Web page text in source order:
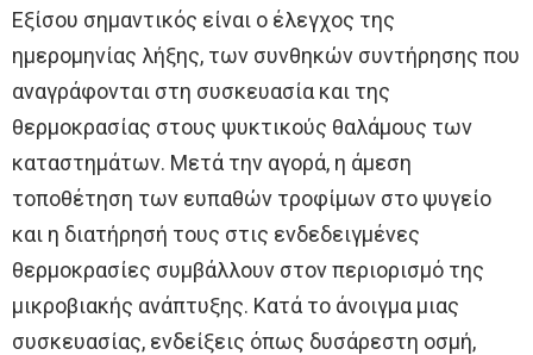
Εξίσου σημαντικός είναι ο έλεγχος της
ημερομηνίας λήξης, των συνθηκών συντήρησης που
αναγράφονται στη συσκευασία και της
θερμοκρασίας στους ψυκτικούς θαλάμους των
καταστημάτων. Μετά την αγορά, η άμεση
τοποθέτηση των ευπαθών τροφίμων στο ψυγείο
και η διατήρησή τους στις ενδεδειγμένες
θερμοκρασίες συμβάλλουν στον περιορισμό της
μικροβιακής ανάπτυξης. Κατά το άνοιγμα μιας
συσκευασίας, ενδείξεις όπως δυσάρεστη οσμή,